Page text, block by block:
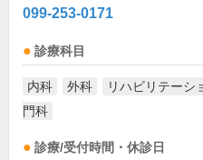
099-253-0171
診療科目
内科 外科 リハビリテーシ
門科
診療/受付時間・休診日